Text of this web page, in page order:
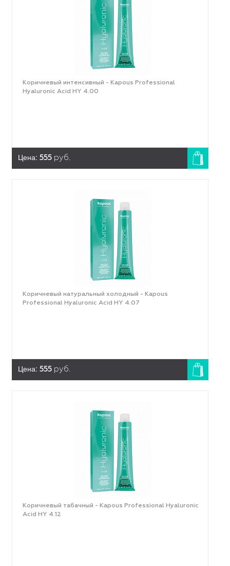
Коричневый интенсивный - Kapous Professional
Hyaluronic Acid HY 4.00
Цена: 555 руб.
Коричневый натуральный холодный - Kapous
Professional Hyaluronic Acid HY 4.07
Цена: 555 руб.
Коричневый табачный - Kapous Professional Hyaluronic
Acid HY 4.12